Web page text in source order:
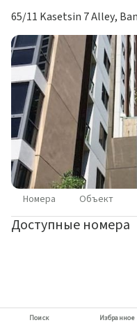
Номера Объект
Доступные номера
Поиск Избранное